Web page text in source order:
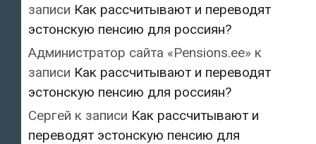
записи Как рассчитывают и переводят
эстонскую пенсию для россиян?
Администратор сайта «Pensions.ee» к
записи Как рассчитывают и переводят
эстонскую пенсию для россиян?
Сергей к записи Как рассчитывают и
переводят эстонскую пенсию для